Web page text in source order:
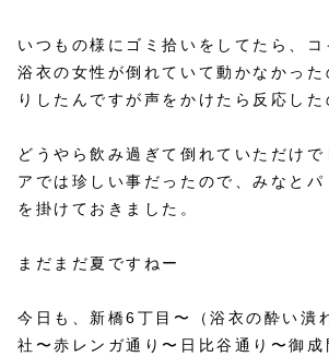
いつもの様にゴミ拾いをしてたら、コ
浴衣の女性が倒れていて動かなかった
りしたんですが声をかけたら反応した
どうやら飲み過ぎて倒れていただけで
アでは珍しい事だったので、みなと
を掛けておきました。
まだまだ夏ですねー
今日も、新橋6丁目〜（浴衣の酔い潰
社〜赤レンガ通り〜日比谷通り〜御成